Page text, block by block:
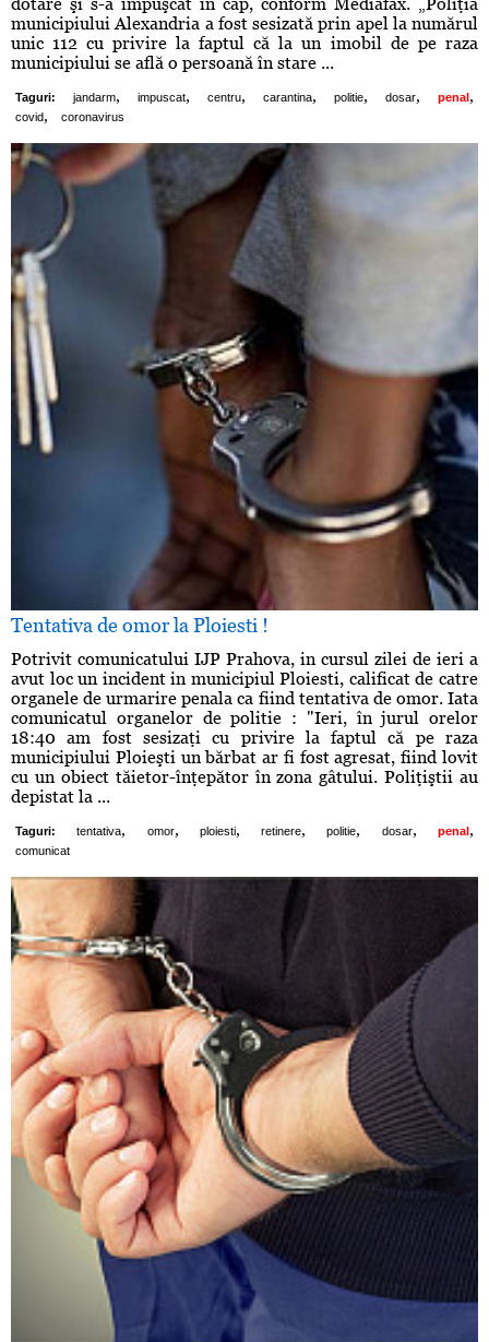
dotare şi s-a împuşcat în cap, conform Mediafax. „Poliţia
municipiului Alexandria a fost sesizată prin apel la numărul
unic 112 cu privire la faptul că la un imobil de pe raza
municipiului se află o persoană în stare ...
Taguri: jandarm, impuscat, centru, carantina, politie, dosar, penal ,
covid, coronavirus
Tentativa de omor la Ploiesti !
Potrivit comunicatului IJP Prahova, in cursul zilei de ieri a
avut loc un incident in municipiul Ploiesti, calificat de catre
organele de urmarire penala ca fiind tentativa de omor. Iata
comunicatul organelor de politie : "Ieri, în jurul orelor
18:40 am fost sesizaţi cu privire la faptul că pe raza
municipiului Ploieşti un bărbat ar fi fost agresat, fiind lovit
cu un obiect tăietor-înţepător în zona gâtului. Poliţiştii au
depistat la ...
Taguri: tentativa, omor, ploiesti, retinere, politie, dosar, penal ,
comunicat